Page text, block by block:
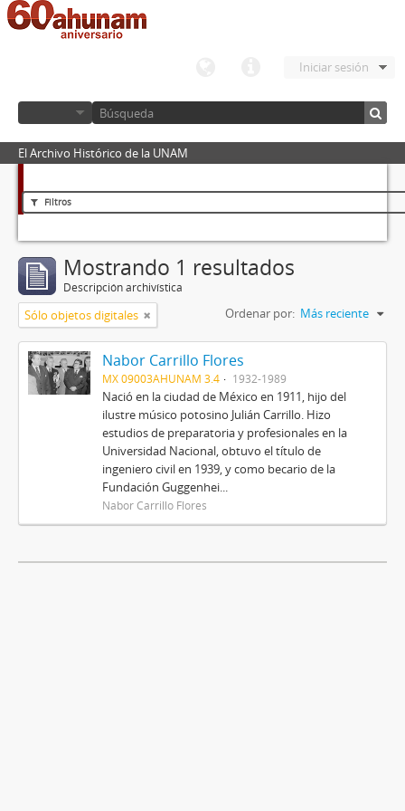
Iniciar sesión
El Archivo Histórico de la UNAM
Filtros
Mostrando 1 resultados
Descripción archivística
Sólo objetos digitales Ordenar por: Más reciente
Nabor Carrillo Flores
MX 09003AHUNAM 3.4 1932-1989
Nació en la ciudad de México en 1911, hijo del
ilustre músico potosino Julián Carrillo. Hizo
estudios de preparatoria y profesionales en la
Universidad Nacional, obtuvo el título de
ingeniero civil en 1939, y como becario de la
Fundación Guggenhei...
Nabor Carrillo Flores